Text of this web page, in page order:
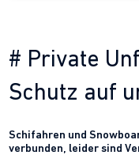
# Private
Schutz auf
Schifahren und
verbunden, leider sind